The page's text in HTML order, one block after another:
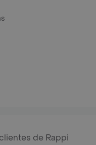
de Rappi